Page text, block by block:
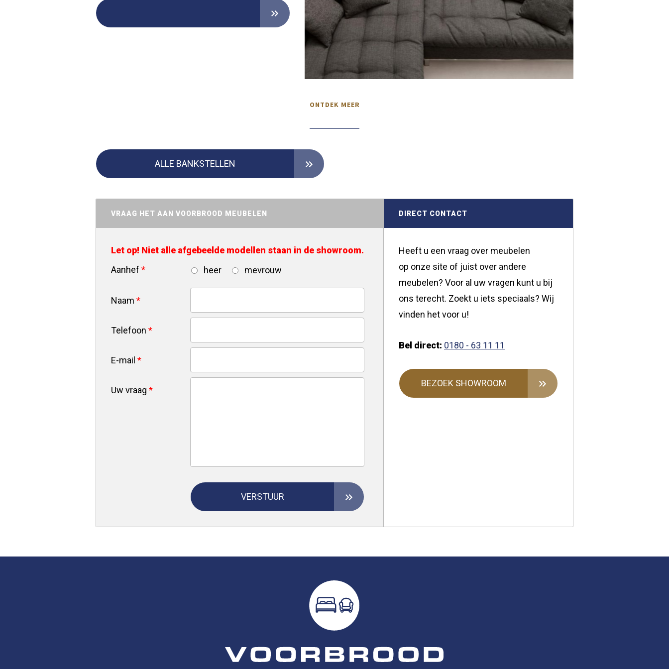
ONTDEK MEER
ALLE BANKSTELLEN
VRAAG HET AAN VOORBROOD MEUBELEN
Let op! Niet alle afgebeelde modellen staan in de showroom.
Aanhef * heer mevrouw
Naam *
Telefoon *
E-mail *
Uw vraag *
VERSTUUR
DIRECT CONTACT
Heeft u een vraag over meubelen
op onze site of juist over andere
meubelen? Voor al uw vragen kunt u bij
ons terecht. Zoekt u iets speciaals? Wij
vinden het voor u!
Bel direct: 0180 - 63 11 11
BEZOEK SHOWROOM